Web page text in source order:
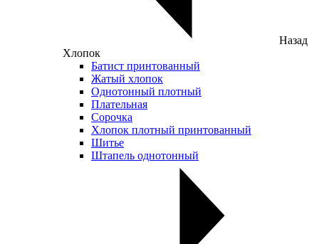
Назад
Хлопок
Батист принтованный
Жатый хлопок
Однотонный плотный
Плательная
Сорочка
Хлопок плотный принтованный
Шитье
Штапель однотонный